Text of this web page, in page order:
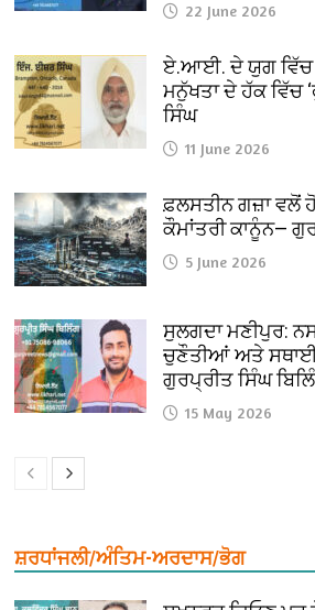
22 June 2026
ਏ.ਆਈ. ਦੇ ਯੁਗ ਵਿੱਚ
ਮਨੁੱਖਤਾ ਦੇ ਹੱਕ ਵਿੱਚ
ਸਿੰਘ
11 June 2026
ਫ਼ਲਸਤੀਨ ਗਜ਼ਾ ਵਲੋਂ
ਕੌਮਾਂਤਰੀ ਕਾਨੂੰਨ—
5 June 2026
ਸੁਲਗਦਾ ਮਣੀਪੁਰ:
ਚੁਣੌਤੀਆਂ ਅਤੇ ਸਥਾਈ
ਗੁਰਪ੍ਰੀਤ ਸਿੰਘ
15 May 2026
ਸ਼ਰਧਾਂਜਲੀ/ਅੰਤਿਮ-ਅਰਦਾਸ/ਭੋਗ